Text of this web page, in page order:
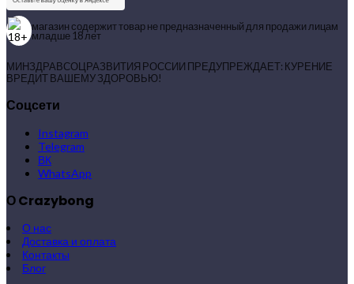
магазин содержит товар не предназначенный для продажи лицам
младше 18 лет
МИНЗДРАВСОЦРАЗВИТИЯ РОССИИ ПРЕДУПРЕЖДАЕТ: КУРЕНИЕ
ВРЕДИТ ВАШЕМУ ЗДОРОВЬЮ!
Соцсети
Instagram
Telegram
ВК
WhatsApp
О Crazybong
О нас
Доставка и оплата
Контакты
Блог